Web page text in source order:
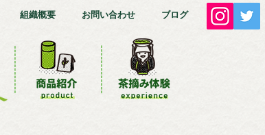
組織概要 お問い合わせ ブログ